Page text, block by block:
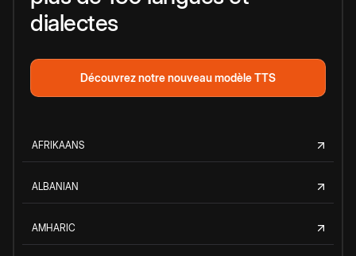
dialectes
Découvrez notre nouveau modèle TTS
AFRIKAANS
ALBANIAN
AMHARIC